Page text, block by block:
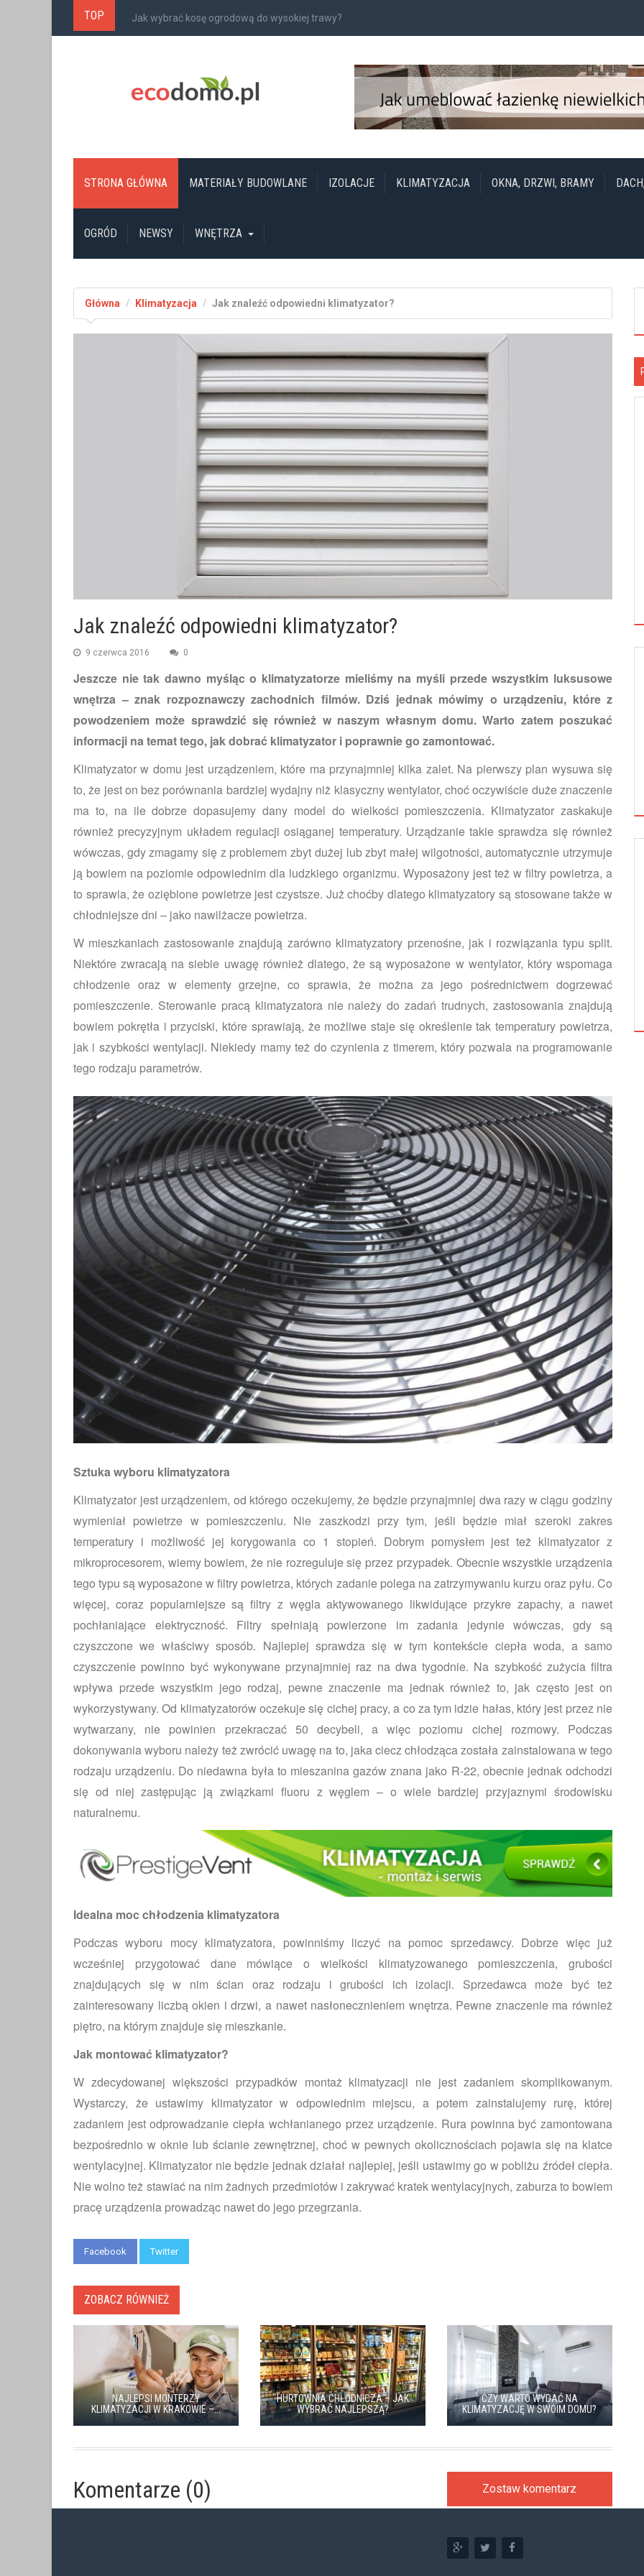
TOP Jak wybrać kosę ogrodową do wysokiej trawy?
STRONA GŁÓWNA MATERIAŁY BUDOWLANE IZOLACJE KLIMATYZACJA OKNA, DRZWI, BRAMY
OGRÓD NEWSY WNĘTRZA
Główna Klimatyzacja Jak znaleźć odpowiedni klimatyzator?
Jak znaleźć odpowiedni klimatyzator?
9 czerwca 2016 0
Jeszcze nie tak dawno myśląc o klimatyzatorze mieliśmy na myśli przede wszystkim luksusowe
wnętrza – znak rozpoznawczy zachodnich filmów. Dziś jednak mówimy o urządzeniu, które z
powodzeniem może sprawdzić się również w naszym własnym domu. Warto zatem poszukać
informacji na temat tego, jak dobrać klimatyzator i poprawnie go zamontować.
Klimatyzator w domu jest urządzeniem, które ma przynajmniej kilka zalet. Na pierwszy plan wysuwa się
to, że jest on bez porównania bardziej wydajny niż klasyczny wentylator, choć oczywiście duże znaczenie
ma to, na ile dobrze dopasujemy dany model do wielkości pomieszczenia. Klimatyzator zaskakuje
również precyzyjnym układem regulacji osiąganej temperatury. Urządzanie takie sprawdza się również
wówczas, gdy zmagamy się z problemem zbyt dużej lub zbyt małej wilgotności, automatycznie utrzymuje
ją bowiem na poziomie odpowiednim dla ludzkiego organizmu. Wyposażony jest też w filtry powietrza, a
to sprawia, że oziębione powietrze jest czystsze. Już choćby dlatego klimatyzatory są stosowane także w
chłodniejsze dni – jako nawilżacze powietrza.
W mieszkaniach zastosowanie znajdują zarówno klimatyzatory przenośne, jak i rozwiązania typu split.
Niektóre zwracają na siebie uwagę również dlatego, że są wyposażone w wentylator, który wspomaga
chłodzenie oraz w elementy grzejne, co sprawia, że można za jego pośrednictwem dogrzewać
pomieszczenie. Sterowanie pracą klimatyzatora nie należy do zadań trudnych, zastosowania znajdują
bowiem pokrętła i przyciski, które sprawiają, że możliwe staje się określenie tak temperatury powietrza,
jak i szybkości wentylacji. Niekiedy mamy też do czynienia z timerem, który pozwala na programowanie
tego rodzaju parametrów.
Sztuka wyboru klimatyzatora
Klimatyzator jest urządzeniem, od którego oczekujemy, że będzie przynajmniej dwa razy w ciągu godziny
wymieniał powietrze w pomieszczeniu. Nie zaszkodzi przy tym, jeśli będzie miał szeroki zakres
temperatury i możliwość jej korygowania co 1 stopień. Dobrym pomysłem jest też klimatyzator z
mikroprocesorem, wiemy bowiem, że nie rozreguluje się przez przypadek. Obecnie wszystkie urządzenia
tego typu są wyposażone w filtry powietrza, których zadanie polega na zatrzymywaniu kurzu oraz pyłu. Co
więcej, coraz popularniejsze są filtry z węgla aktywowanego likwidujące przykre zapachy, a nawet
pochłaniające elektryczność. Filtry spełniają powierzone im zadania jedynie wówczas, gdy są
czyszczone we właściwy sposób. Najlepiej sprawdza się w tym kontekście ciepła woda, a samo
czyszczenie powinno być wykonywane przynajmniej raz na dwa tygodnie. Na szybkość zużycia filtra
wpływa przede wszystkim jego rodzaj, pewne znaczenie ma jednak również to, jak często jest on
wykorzystywany. Od klimatyzatorów oczekuje się cichej pracy, a co za tym idzie hałas, który jest przez nie
wytwarzany, nie powinien przekraczać 50 decybeli, a więc poziomu cichej rozmowy. Podczas
dokonywania wyboru należy też zwrócić uwagę na to, jaka ciecz chłodząca została zainstalowana w tego
rodzaju urządzeniu. Do niedawna była to mieszanina gazów znana jako R-22, obecnie jednak odchodzi
się od niej zastępując ją związkami fluoru z węglem – o wiele bardziej przyjaznymi środowisku
naturalnemu.
Idealna moc chłodzenia klimatyzatora
Podczas wyboru mocy klimatyzatora, powinniśmy liczyć na pomoc sprzedawcy. Dobrze więc już
wcześniej przygotować dane mówiące o wielkości klimatyzowanego pomieszczenia, grubości
znajdujących się w nim ścian oraz rodzaju i grubości ich izolacji. Sprzedawca może być też
zainteresowany liczbą okien i drzwi, a nawet nasłonecznieniem wnętrza. Pewne znaczenie ma również
piętro, na którym znajduje się mieszkanie.
Jak montować klimatyzator?
W zdecydowanej większości przypadków montaż klimatyzacji nie jest zadaniem skomplikowanym.
Wystarczy, że ustawimy klimatyzator w odpowiednim miejscu, a potem zainstalujemy rurę, której
zadaniem jest odprowadzanie ciepła wchłanianego przez urządzenie. Rura powinna być zamontowana
bezpośrednio w oknie lub ścianie zewnętrznej, choć w pewnych okolicznościach pojawia się na klatce
wentylacyjnej. Klimatyzator nie będzie jednak działał najlepiej, jeśli ustawimy go w pobliżu źródeł ciepła.
Nie wolno też stawiać na nim żadnych przedmiotów i zakrywać kratek wentylacyjnych, zaburza to bowiem
pracę urządzenia prowadząc nawet do jego przegrzania.
Facebook Twitter
ZOBACZ RÓWNIEŻ
NAJLEPSI MONTERZY
KLIMATYZACJI W KRAKOWIE –...
HURTOWNIA CHŁODNICZA – JAK
WYBRAĆ NAJLEPSZĄ?
CZY WARTO WYDAĆ NA
KLIMATYZACJĘ W SWOIM DOMU?
Komentarze (0) Zostaw komentarz
NEWSY
MIESZKANIE, CZY SZEREGÓWKA?